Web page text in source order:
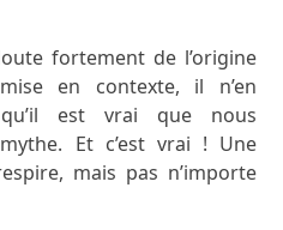
fortement de l’origine
en contexte, il n’en
est vrai que nous
Et c’est vrai ! Une
mais pas n’importe